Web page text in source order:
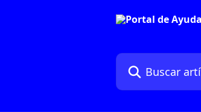
Buscar artículos...